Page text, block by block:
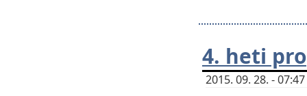
4. heti
2015. 09. 28. -